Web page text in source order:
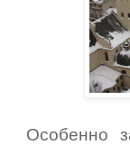
Особенно